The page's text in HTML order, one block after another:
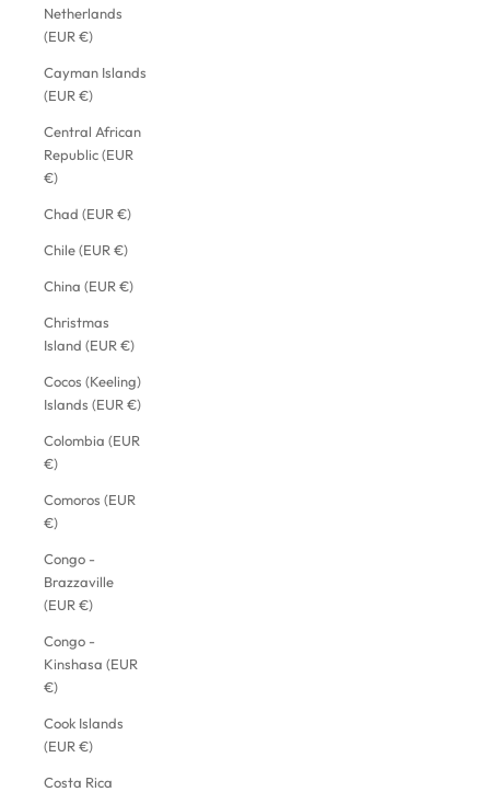
Netherlands
(EUR €)
Cayman Islands
(EUR €)
Central African
Republic (EUR
€)
Chad (EUR €)
Chile (EUR €)
China (EUR €)
Christmas
Island (EUR €)
Cocos (Keeling)
Islands (EUR €)
Colombia (EUR
€)
Comoros (EUR
€)
Congo -
Brazzaville
(EUR €)
Congo -
Kinshasa (EUR
€)
Cook Islands
(EUR €)
Costa Rica